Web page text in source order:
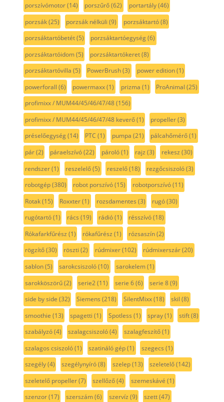
porszívómotor(14) porszűrő(62) portartály(46)
porzsák(25) porzsák nélküli (9) porzsáktartó(8)
porzsáktartóbetét(5) porzsáktartóegység(6)
porzsáktartóidom(5) porzsáktartókeret(8)
porzsáktartóvilla (5) PowerBrush(3) power edition(1)
powerforall (6) powermaxx(1) prizma (1) ProAnimal (25)
profimixx / MUM44/45/46/47/48(156)
profimixx / MUM44/45/46/47/48 keverő(1) propeller(3)
préselőegység(14) PTC (1) pumpa (21) pálcahőmérő(1)
pár(2) páraelszívó(22) pároló(1) rajz (3) rekesz (30)
rendszer(1) reszelelő(5) reszelő(18) rezgőcsiszoló(3)
robotgép(380) robot porszívó(15) robotporszívó(11)
Rotak(15) Roxxter(1) rozsdamentes (3) rugó(30)
rugótartó(1) rács (19) rádió(1) résszívó(18)
Rókafarkfűrész (1) rókafűrész (1) rózsaszín(2)
rögzítő(30) röszti (2) rúdmixer(102) rúdmixerszár(20)
sablon(5) sarokcsiszoló(10) sarokelem(1)
sarokköszörű(2) serie2(11) serie 6(6) serie 8(9)
side by side (32) Siemens (218) SilentMixx(18) skil (8)
smoothie (13) spagetti (1) Spotless (1) spray(1) stift(8)
szabályzó(4) szalagcsiszoló(4) szalagfeszítő(1)
szalagos csiszoló(1) szatináló gép(1) szegecs (1)
szegély(4) szegélynyíró(8) szelep(13) szeletelő(142)
szeletelő propeller(7) szellőző(4) szemeskávé (1)
szenzor(17) szerszám(6) szervíz (9) szett(47)